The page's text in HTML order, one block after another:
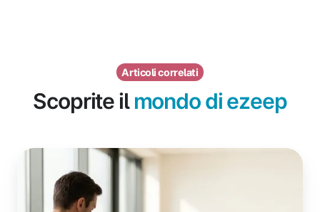
Articoli correlati
Scoprite ilmondo di ezeep
Preparazione
Windows